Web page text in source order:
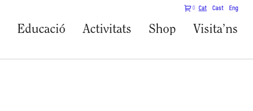
0 Cat Cast Eng
Educació Activitats Shop Visita’ns